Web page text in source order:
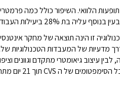
הלוואי. השיפור כולל כמה פרמטרים -
העבודה אל מול המחשב
זו הינה תוצאה של מחקר
מדעיות של המעבדות הטכנולוגיות של
עיצוב גיאומטרי מתקדם וגוונים
כל הסימפטומים של הCVSתוך 21 יום מתחילת השימוש במשקפיים.